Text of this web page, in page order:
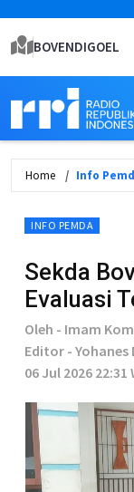
BOVENDIGOEL
Home Info
INFO PEMDA
Sekda
Evaluasi
Oleh - Imam
Editor - Yohanes
06 Jul 2026 22:31